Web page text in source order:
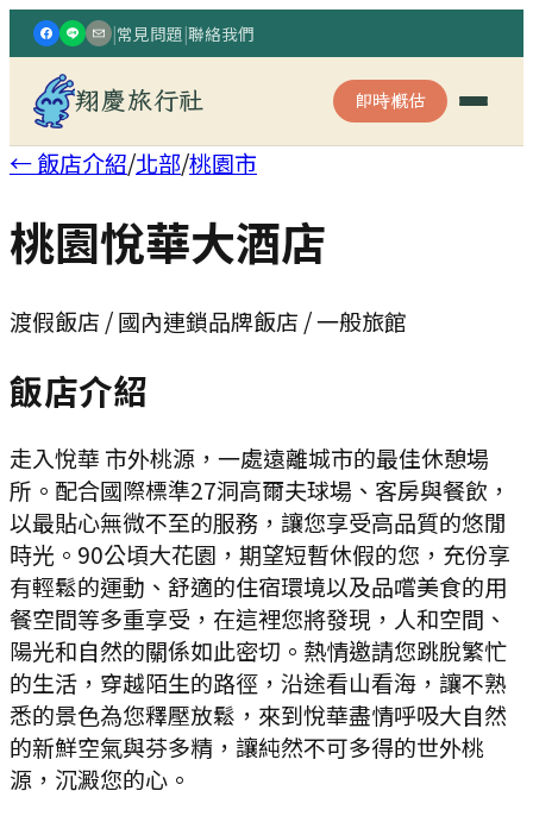
|常見問題|聯絡我們
翔慶旅行社 即時概估
← 飯店介紹/北部/桃園市
桃園悅華大酒店
渡假飯店 / 國內連鎖品牌飯店 / 一般旅館
飯店介紹
走入悅華 市外桃源，一處遠離城市的最佳休憩場
所。配合國際標準27洞高爾夫球場、客房與餐飲，
以最貼心無微不至的服務，讓您享受高品質的悠閒
時光。90公頃大花園，期望短暫休假的您，充份享
有輕鬆的運動、舒適的住宿環境以及品嚐美食的用
餐空間等多重享受，在這裡您將發現，人和空間、
陽光和自然的關係如此密切。熱情邀請您跳脫繁忙
的生活，穿越陌生的路徑，沿途看山看海，讓不熟
悉的景色為您釋壓放鬆，來到悅華盡情呼吸大自然
的新鮮空氣與芬多精，讓純然不可多得的世外桃
源，沉澱您的心。